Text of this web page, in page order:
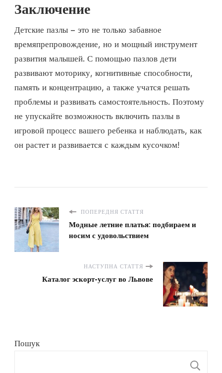
Заключение
Детские пазлы – это не только забавное
времяпрепровождение, но и мощный инструмент
развития малышей. С помощью пазлов дети
развивают моторику, когнитивные способности,
память и концентрацию, а также учатся решать
проблемы и развивать самостоятельность. Поэтому
не упускайте возможность включить пазлы в
игровой процесс вашего ребенка и наблюдать, как
он растет и развивается с каждым кусочком!
ПОПЕРЕДНЯ СТАТТЯ
Модные летние платья: подбираем и
носим с удовольствием
НАСТУПНА СТАТТЯ
Каталог эскорт-услуг во Львове
Пошук